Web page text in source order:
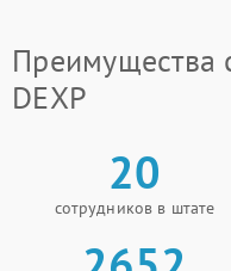
Преимущества
DEXP
20
сотрудников в штате